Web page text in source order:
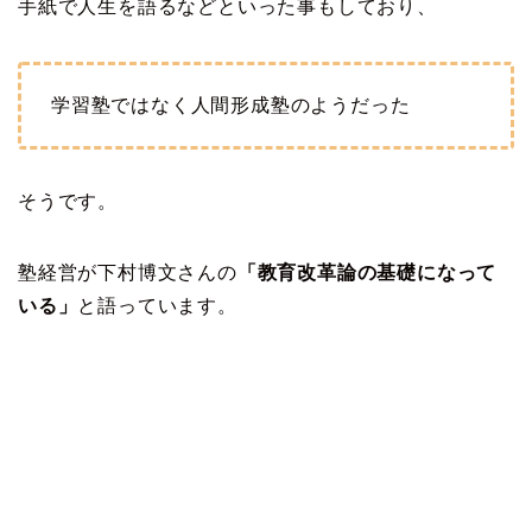
手紙で人生を語るなどといった事もしており、
学習塾ではなく人間形成塾のようだった
そうです。
塾経営が下村博文さんの 「教育改革論の基礎になって
いる」 と語っています。